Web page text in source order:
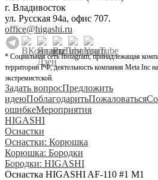
г. Владивосток
ул. Русская 94а, офис 707.
office@higashi.ru
* Социальная сеть Instagram, принадлежащая
территории РФ, деятельность компания Meta Inc
экстремистской.
Задать вопросПредложить
идеюПоблагодаритьПожаловаться
ошибкеМероприятия
HIGASHI
Оснастки
Оснастки: Корюшка
Корюшка: Бородки
Бородки: HIGASHI
Оснастка HIGASHI AF-110 #1 M1